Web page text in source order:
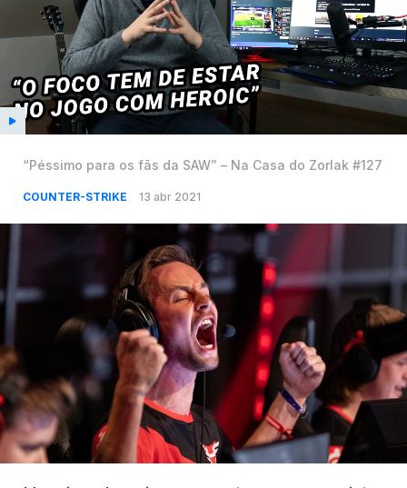
“Péssimo para os fãs da SAW” – Na Casa do Zorlak #127
COUNTER-STRIKE 13 abr 2021